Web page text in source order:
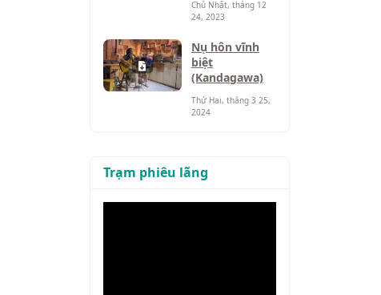
Chủ Nhật, tháng 12
24, 2023
Nụ hôn vĩnh
biệt
(Kandagawa)
Thứ Hai, tháng 3 25,
2024
Trạm phiêu lãng